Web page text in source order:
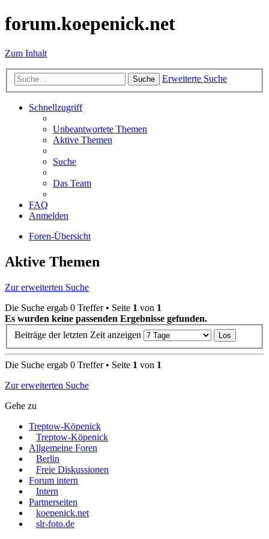
forum.koepenick.net
Zum Inhalt
Suche Erweiterte Suche
Schnellzugriff
Unbeantwortete Themen
Aktive Themen
Suche
Das Team
FAQ
Anmelden
Foren-Übersicht
Aktive Themen
Zur erweiterten Suche
Die Suche ergab 0 Treffer • Seite 1 von 1
Es wurden keine passenden Ergebnisse gefunden.
Beiträge der letzten Zeit anzeigen
Die Suche ergab 0 Treffer • Seite 1 von 1
Zur erweiterten Suche
Gehe zu
Treptow-Köpenick
Treptow-Köpenick
Allgemeine Foren
Berlin
Freie Diskussionen
Forum intern
Intern
Partnerseiten
koepenick.net
slr-foto.de